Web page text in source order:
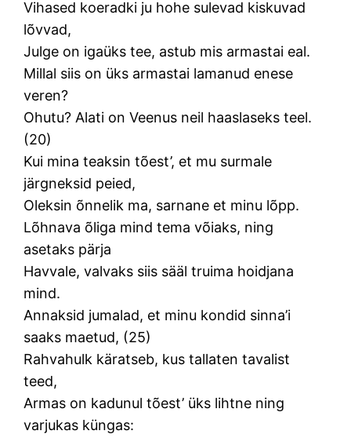
Vihased koeradki ju hohe sulevad kiskuvad
lõvvad,
Julge on igaüks tee, astub mis armastai eal.
Millal siis on üks armastai lamanud enese
veren?
Ohutu? Alati on Veenus neil haaslaseks teel.
(20)
Kui mina teaksin tõest’, et mu surmale
järgneksid peied,
Oleksin õnnelik ma, sarnane et minu lõpp.
Lõhnava õliga mind tema võiaks, ning
asetaks pärja
Havvale, valvaks siis sääl truima hoidjana
mind.
Annaksid jumalad, et minu kondid sinna’i
saaks maetud, (25)
Rahvahulk käratseb, kus tallaten tavalist
teed,
Armas on kadunul tõest’ üks lihtne ning
varjukas küngas: